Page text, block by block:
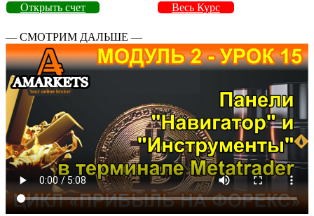
Открыть счет Весь Курс
— СМОТРИМ ДАЛЬШЕ —